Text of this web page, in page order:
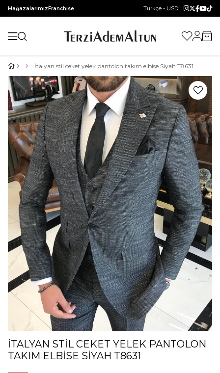
MağazalarımızFranchise Türkçe - USD
İtalyan stil ceket yelek pantolon takım elbise Siyah T8631
İTALYAN STIL CEKET YELEK PANTOLON
TAKIM ELBISE SIYAH T8631